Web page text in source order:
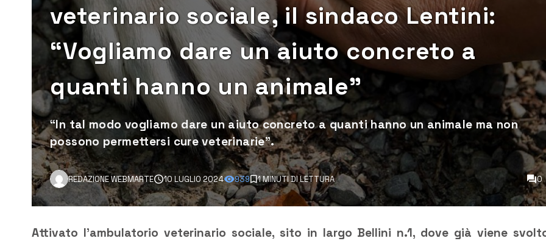
veterinario sociale, il sindaco Lentini:
“Vogliamo dare un aiuto concreto a
quanti hanno un animale”
“In tal modo vogliamo dare un aiuto concreto a quanti hanno un animale ma non
possono permettersi cure veterinarie”.
REDAZIONE WEBMARTE 10 LUGLIO 2024 939 1 MINUTI DI LETTURA 0
Attivato l’ambulatorio veterinario sociale, sito in largo Bellini n.1, dove già viene